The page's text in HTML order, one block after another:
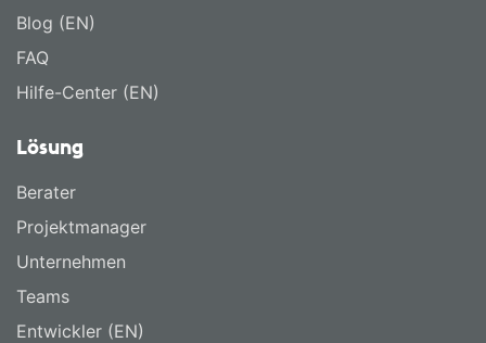
Blog (EN)
FAQ
Hilfe-Center (EN)
Lösung
Berater
Projektmanager
Unternehmen
Teams
Entwickler (EN)